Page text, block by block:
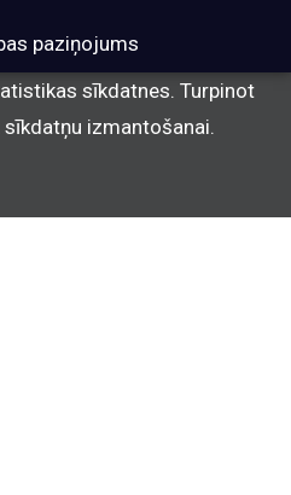
paziņojums
izmantošanai.